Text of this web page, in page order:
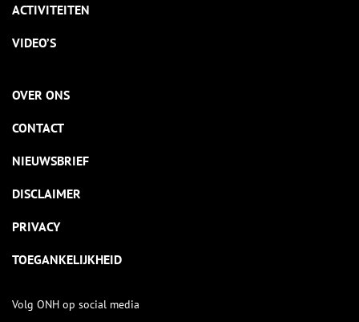
ACTIVITEITEN
VIDEO’S
OVER ONS
CONTACT
NIEUWSBRIEF
DISCLAIMER
PRIVACY
TOEGANKELIJKHEID
Volg ONH op social media